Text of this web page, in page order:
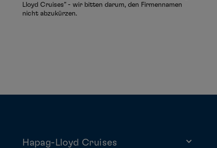
Lloyd Cruises" - wir bitten darum, den Firmennamen
nicht abzukürzen.
Hapag-Lloyd Cruises